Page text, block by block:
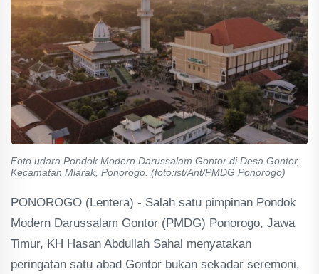
Foto udara Pondok Modern Darussalam Gontor di Desa Gontor,
Kecamatan Mlarak, Ponorogo. (foto:ist/Ant/PMDG Ponorogo)
PONOROGO (Lentera) - Salah satu pimpinan Pondok
Modern Darussalam Gontor (PMDG) Ponorogo, Jawa
Timur, KH Hasan Abdullah Sahal menyatakan
peringatan satu abad Gontor bukan sekadar seremoni,